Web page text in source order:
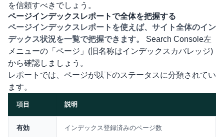
を信頼すべきでしょう。
ページインデックスレポートで全体を把握する
ページインデックスレポートを使えば、サイト全体のイン
デックス状況を一覧で把握できます。
Search Console左
メニューの「ページ」(旧名称はインデックスカバレッジ)
から確認しましょう。
レポートでは、ページが以下のステータスに分類されてい
ます。
項目 説明
有効 インデックス登録済みのページ数